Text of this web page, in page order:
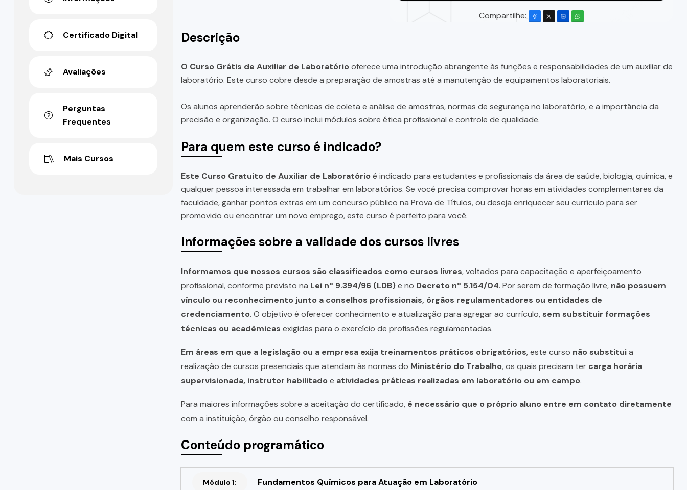
Compartilhe:
Descrição
O Curso Grátis de Auxiliar de Laboratóriooferece uma introdução abrangente às funções e responsabilidades de um auxiliar de
laboratório. Este curso cobre desde a preparação de amostras até a manutenção de equipamentos laboratoriais.
Os alunos aprenderão sobre técnicas de coleta e análise de amostras, normas de segurança no laboratório, e a importância da
precisão e organização. O curso inclui módulos sobre ética profissional e controle de qualidade.
Para quem este curso é indicado?
Este Curso Gratuito de Auxiliar de Laboratórioé indicado para estudantes e profissionais da área de saúde, biologia, química, e
qualquer pessoa interessada em trabalhar em laboratórios. Se você precisa comprovar horas em atividades complementares da
faculdade, ganhar pontos extras em um concurso público na Prova de Títulos, ou deseja enriquecer seu currículo para ser
promovido ou encontrar um novo emprego, este curso é perfeito para você.
Informações sobre a validade dos cursos livres
Informamos que nossos cursos são classificados como cursos livres, voltados para capacitação e aperfeiçoamento
profissional, conforme previsto na Lei nº 9.394/96 (LDB)e no Decreto nº 5.154/04. Por serem de formação livre, não possuem
vínculo ou reconhecimento junto a conselhos profissionais, órgãos regulamentadores ou entidades de
credenciamento. O objetivo é oferecer conhecimento e atualização para agregar ao currículo, sem substituir formações
técnicas ou acadêmicas exigidas para o exercício de profissões regulamentadas.
Em áreas em que a legislação ou a empresa exija treinamentos práticos obrigatórios, este curso não substituia
realização de cursos presenciais que atendam às normas do Ministério do Trabalho, os quais precisam ter carga horária
supervisionada, instrutor habilitadoe atividades práticas realizadas em laboratório ou em campo.
Para maiores informações sobre a aceitação do certificado, é necessário que o próprio aluno entre em contato diretamente
com a instituição, órgão ou conselho responsável.
Conteúdo programático
Módulo 1: Fundamentos Químicos para Atuação em Laboratório
Certificado Digital
Avaliações
Perguntas
Frequentes
Mais Cursos